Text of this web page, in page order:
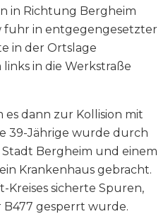
in Richtung Bergheim
fuhr in entgegengesetzter
in der Ortslage
in die Werkstraße
es dann zur Kollision mit
39-Jährige wurde durch
Bergheim und einem
Krankenhaus gebracht.
Kreises sicherte Spuren,
gesperrt wurde.